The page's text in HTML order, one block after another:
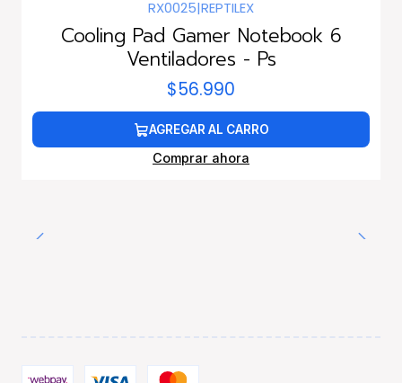
RX0025|REPTILEX
Cooling Pad Gamer Notebook 6
Ventiladores - Ps
$56.990
AGREGAR AL CARRO
Comprar ahora